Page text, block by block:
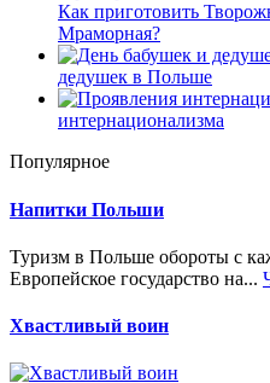
Как приготовить
Мраморная?
дедушек в Польше
интернационализма
Популярное
Напитки Польши
Туризм в Польше обороты с
Европейское государство на...
Хвастливый воин